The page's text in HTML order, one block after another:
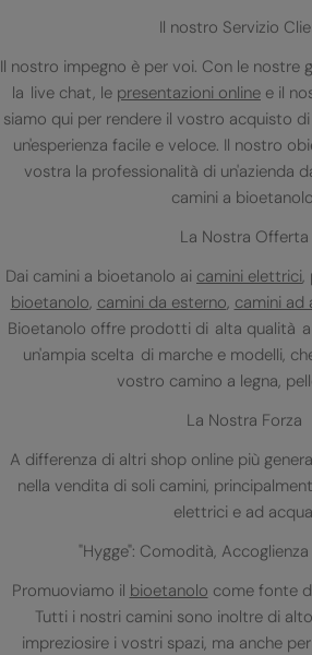
Il nostro Servizio
Il nostro impegno è per voi. Con le nostre
la live chat, le presentazioni online e il
siamo qui per rendere il vostro acquisto
un'esperienza facile e veloce. Il nostro
vostra la professionalità di un'azienda
camini a
La Nostra Offerta
Dai camini a bioetanolo ai camini elettrici,
bioetanolo, camini da esterno, camini ad
Bioetanolo offre prodotti di alta qualità
un'ampia scelta di marche e modelli,
vostro camino a legna,
La Nostra Forza
A differenza di altri shop online più
nella vendita di soli camini,
elettrici e ad
"Hygge": Comodità,
Promuoviamo il bioetanolo come fonte
Tutti i nostri camini sono inoltre di
impreziosire i vostri spazi, ma anche